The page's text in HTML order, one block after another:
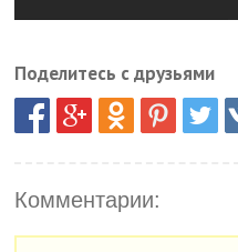
Поделитесь с друзьями
Комментарии: